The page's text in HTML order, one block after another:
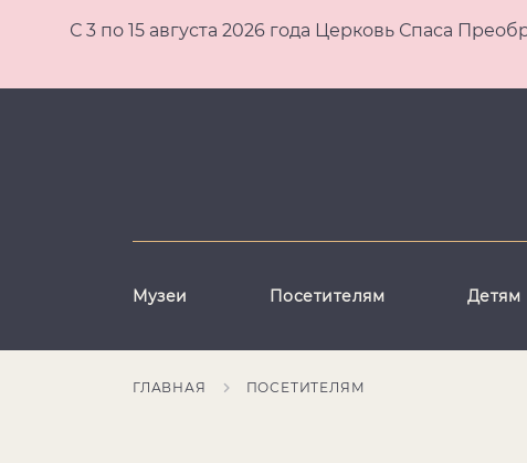
С 3 по 15 августа 2026 года Церковь Спаса
Музеи Посетителям Детям
ГЛАВНАЯ ПОСЕТИТЕЛЯМ